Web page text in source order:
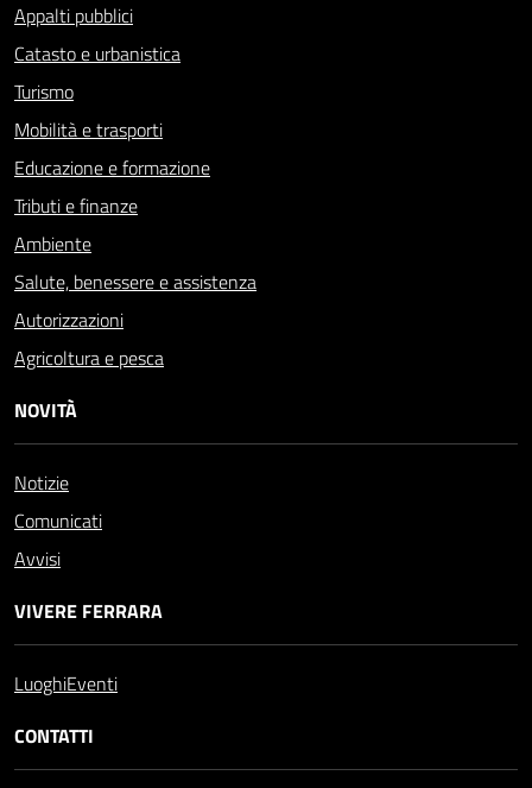
Appalti pubblici
Catasto e urbanistica
Turismo
Mobilità e trasporti
Educazione e formazione
Tributi e finanze
Ambiente
Salute, benessere e assistenza
Autorizzazioni
Agricoltura e pesca
NOVITÀ
Notizie
Comunicati
Avvisi
VIVERE FERRARA
LuoghiEventi
CONTATTI